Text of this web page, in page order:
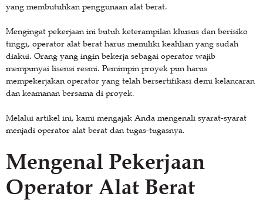
yang membutuhkan penggunaan alat berat.
Mengingat pekerjaan ini butuh keterampilan khusus dan berisiko
tinggi, operator alat berat harus memiliki keahlian yang sudah
diakui. Orang yang ingin bekerja sebagai operator wajib
mempunyai lisensi resmi. Pemimpin proyek pun harus
mempekerjakan operator yang telah bersertifikasi demi kelancaran
dan keamanan bersama di proyek.
Melalui artikel ini, kami mengajak Anda mengenali syarat-syarat
menjadi operator alat berat dan tugas-tugasnya.
Mengenal Pekerjaan
Operator Alat Berat